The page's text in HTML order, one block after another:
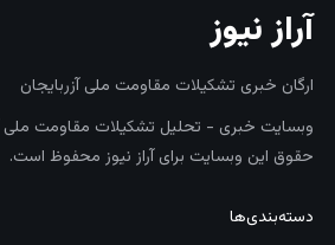
آراز نیوز
ارگان خبری تشکیلات مقاومت ملی آزربایجان
وبسایت خبری - تحلیل تشکیلات مقاومت ملی
حقوق این وبسایت برای آراز نیوز محفوظ است.
دسته‌بندی‌ها